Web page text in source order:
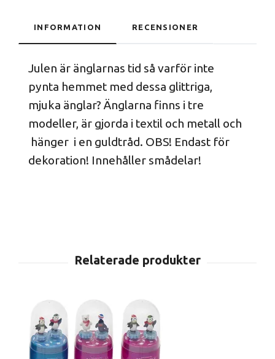
INFORMATION RECENSIONER
Julen är änglarnas tid så varför inte
pynta hemmet med dessa glittriga,
mjuka änglar? Änglarna finns i tre
modeller, är gjorda i textil och metall och
hänger i en guldtråd. OBS! Endast för
dekoration! Innehåller smådelar!